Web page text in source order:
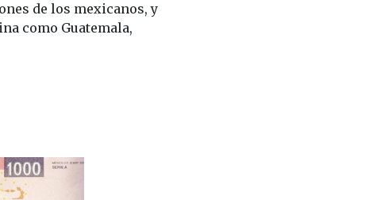
de los mexicanos, y
como Guatemala,